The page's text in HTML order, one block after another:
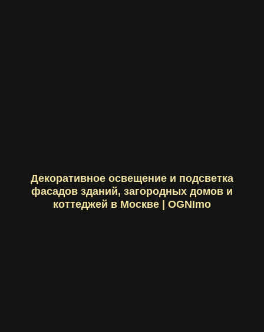
Декоративное освещение и подсветка
фасадов зданий, загородных домов и
коттеджей в Москве | OGNImo